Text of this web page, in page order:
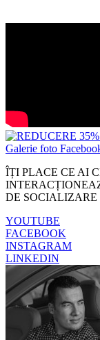
Galerie foto
ÎȚI PLACE CE AI
DE SOCIALIZARE
YOUTUBE
FACEBOOK
INSTAGRAM
LINKEDIN